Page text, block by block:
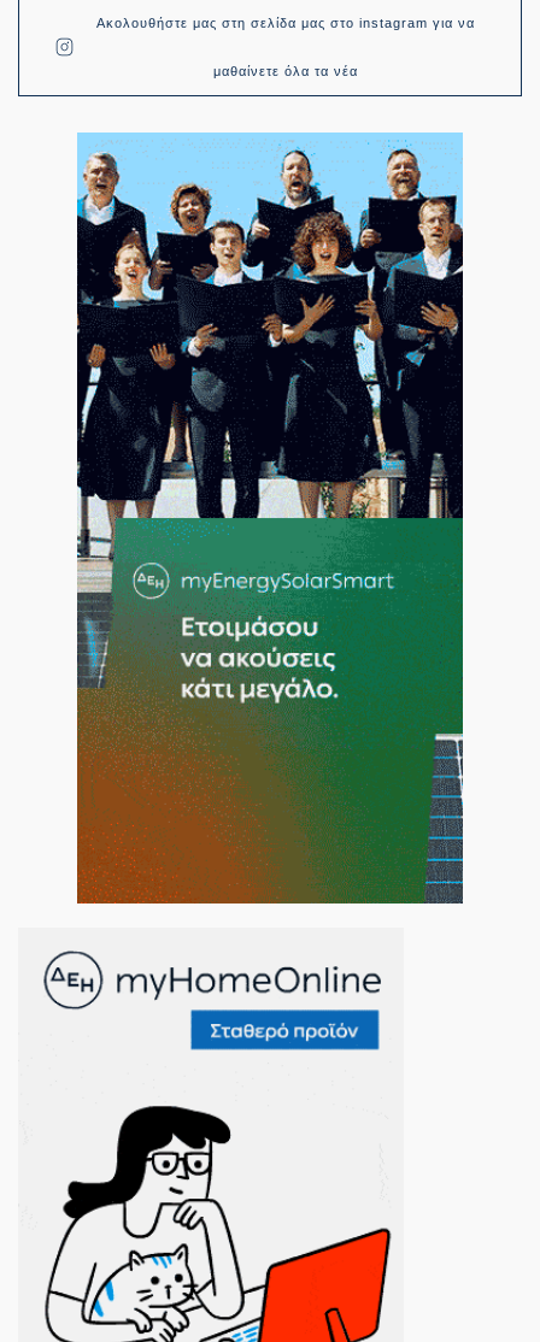
Ακολουθήστε μας στη σελίδα μας στο instagram για να
μαθαίνετε όλα τα νέα